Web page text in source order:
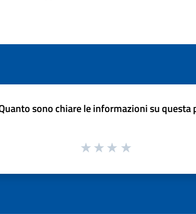
sono chiare le informazioni su questa